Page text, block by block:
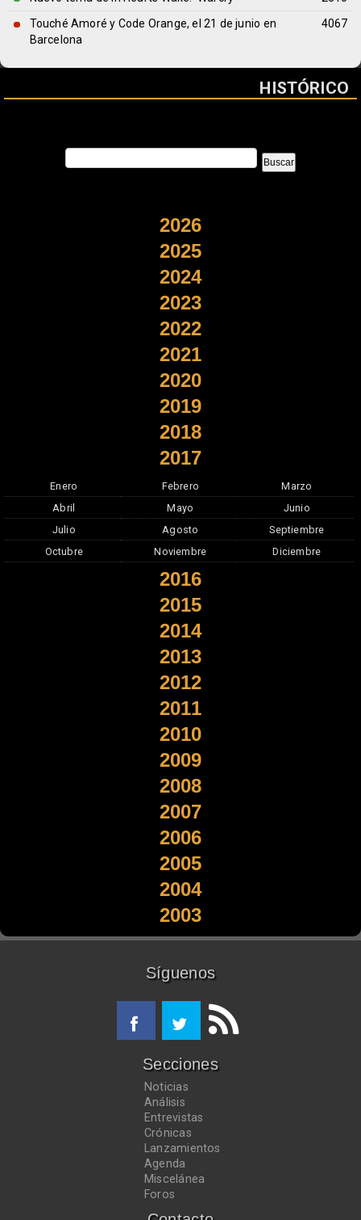
Touché Amoré y Code Orange, el 21 de junio en
Barcelona
4067
HISTÓRICO
2026
2025
2024
2023
2022
2021
2020
2019
2018
2017
Enero Febrero
Marzo
Abril
Mayo
Junio
Julio
Agosto
Septiembre
Octubre
Noviembre Diciembre
2016
2015
2014
2013
2012
2011
2010
2009
2008
2007
2006
2005
2004
2003
Síguenos
Secciones
Noticias
Análisis
Entrevistas
Crónicas
Lanzamientos
Agenda
Miscelánea
Foros